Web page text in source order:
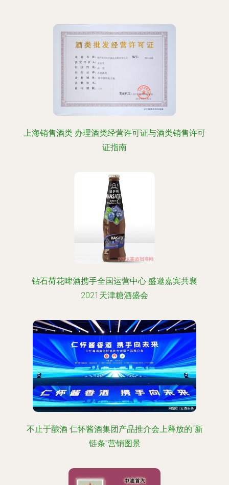
上海销售酒类 办理酒类经营许可证与酒类销售许可
证指南
钻石荷花啤酒携手全国运营中心 盛邀嘉宾共襄
2021天津糖酒盛会
不止于酿酒 仁怀酱酒集团产品推介会上释放的“新
链条”营销图景